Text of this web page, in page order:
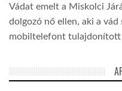
Vádat emelt a Miskolci
dolgozó nő ellen, aki a
mobiltelefont tulajdonított